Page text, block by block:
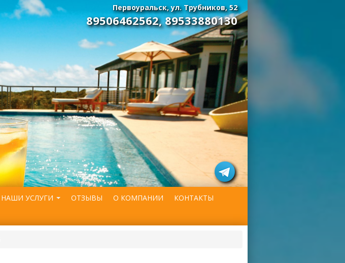
Первоуральск, ул. Трубников, 52
89506462562,89533880130
НАШИ УСЛУГИ ОТЗЫВЫ О КОМПАНИИ
КОНТАКТЫ